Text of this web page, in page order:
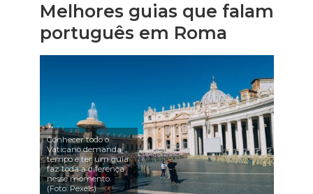
Melhores guias que falam
português em Roma
Conhecer todo o
Vaticano demanda
tempo e ter um guia
faz toda a diferença
nesse momento.
(Foto: Pexels)